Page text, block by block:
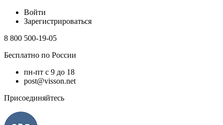
Войти
Зарегистрироваться
8 800 500-19-05
Бесплатно по России
пн-пт с 9 до 18
post@visson.net
Присоединяйтесь